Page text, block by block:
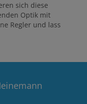
sich diese
Optik mit
Regler und lass